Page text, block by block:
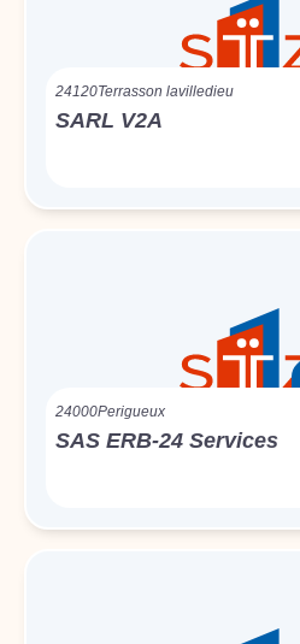
24120Terrasson lavilledieu
SARL V2A
24000Perigueux
SAS ERB-24 Services